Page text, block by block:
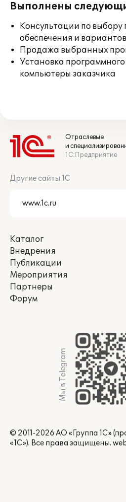
Выполнены
Консультации по выбору
обеспечения и
Продажа выбранных
Установка
компьютеры заказчика
Отраслевые
и
1С:Предприятие
Другие сайты 1С
Каталог
Внедрения
Публикации
Мероприятия
Партнеры
Форум
Мы в Telegram
© 2011-2026 АО «Группа 1С»
«1С»). Все права защищены.